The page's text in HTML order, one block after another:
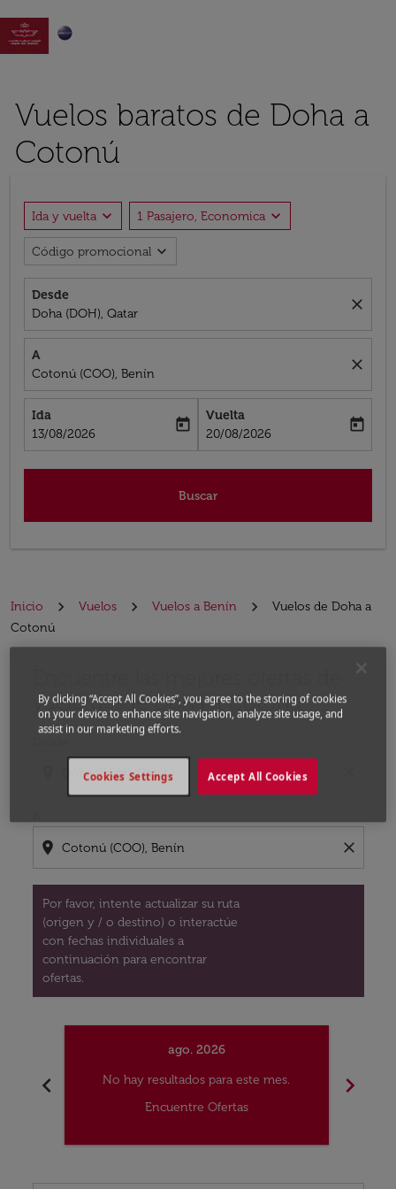

Vuelos baratos de Doha a
Cotonú
Ida y vuelta expand_more 1 Pasajero, Economica expand_more
Código promocional expand_more
Desde
Doha (DOH), Qatar
close
A
Cotonú (COO), Benín
close
Ida
fc-booking-departure-date-aria-label
13/08/2026
today
Vuelta
fc-booking-return-date-aria-label
20/08/2026
today
Buscar
Inicio Vuelos Vuelos a Benín
Vuelos de Doha a
Cotonú
vuelo desde Doha a Cotonú
location_on close
Por favor, intente actualizar su ruta
(origen y / o destino) o interactúe
con fechas individuales a
continuación para encontrar
ofertas.
chevron_left
ago. 2026
No hay resultados para este mes.
Encuentre Ofertas
chevron_right
By clicking “Accept All Cookies”, you agree to the storing of cookies
on your device to enhance site navigation, analyze site usage, and
assist in our marketing efforts.
Accept All Cookies
Cookies Settings